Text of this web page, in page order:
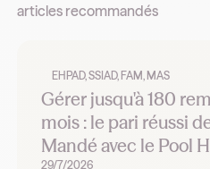
articles recommandés
EHPAD, SSIAD, FAM, MAS
Gérer jusqu'à 180
mois : le pari réussi
Mandé avec le Pool
29/7/2026